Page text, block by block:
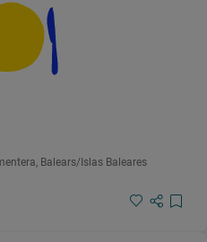
Balears/Islas Baleares